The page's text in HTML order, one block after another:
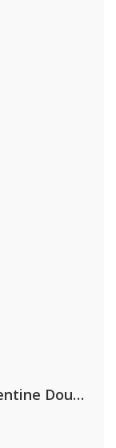
Calvin Harris & Clementine Douglas